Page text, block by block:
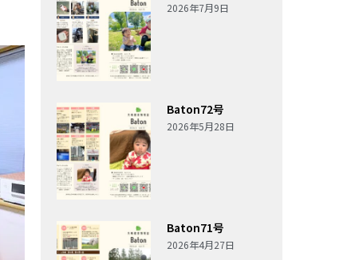
2026年7月9日
Baton72号
2026年5月28日
Baton71号
2026年4月27日